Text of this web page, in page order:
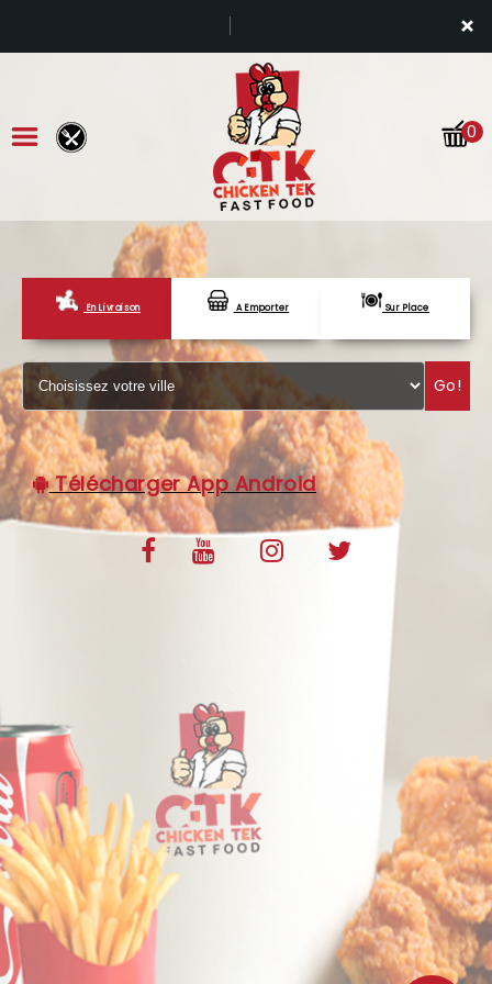
×
LA CARTE
VOTRE COMPTE
NOTRE RESTAURANT
VOS AVIS
MENTIONS LÉGALES
0
En Livraison A Emporter Sur Place
Go!
Télécharger App Android